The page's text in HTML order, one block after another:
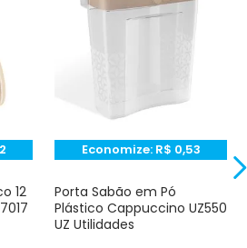
1 até 5 estrelas
12
Economize: R$ 0,53
Porta Sabão em Pó
Plástico Cappuccino UZ550
UZ Utilidades